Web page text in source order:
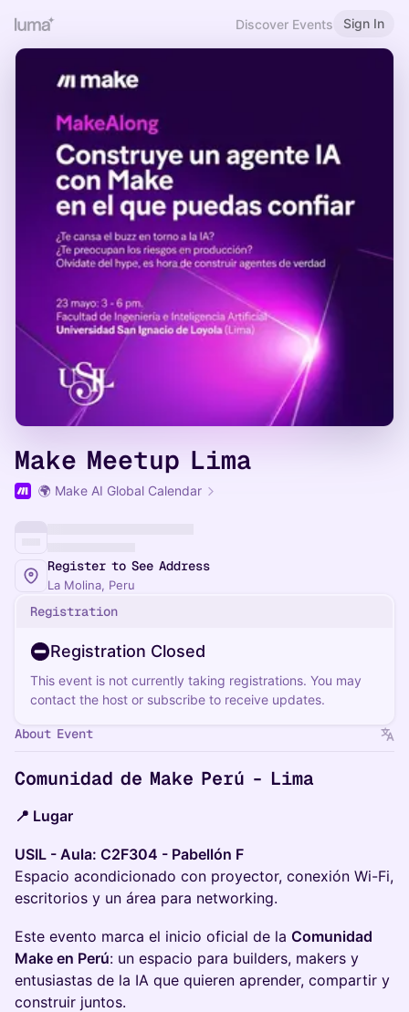
Discover Events Sign In
Make Meetup Lima
🌍 Make AI Global Calendar
Register to See Address
La Molina, Peru
Registration
Registration Closed
This event is not currently taking registrations. You may
contact the host or subscribe to receive updates.
About Event
Comunidad de Make Perú - Lima
📍 Lugar
USIL - Aula: C2F304 - Pabellón F
Espacio acondicionado con proyector, conexión Wi-Fi,
escritorios y un área para networking.
Este evento marca el inicio oficial de la Comunidad
Make en Perú: un espacio para builders, makers y
entusiastas de la IA que quieren aprender, compartir y
construir juntos.